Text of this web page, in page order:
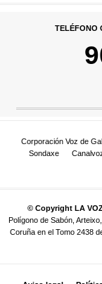
TELÉFONO
Corporación Voz de
Sondaxe
© Copyright LA
Polígono de Sabón,
Coruña en el Tomo 2438